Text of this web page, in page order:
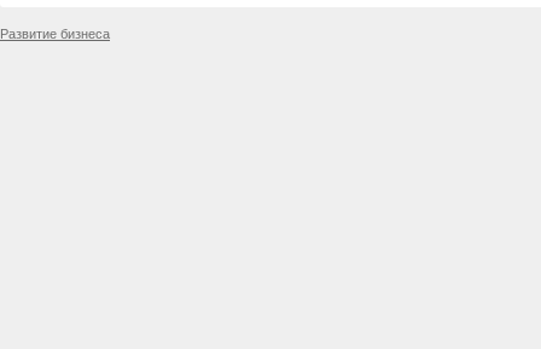
Развитие бизнеса